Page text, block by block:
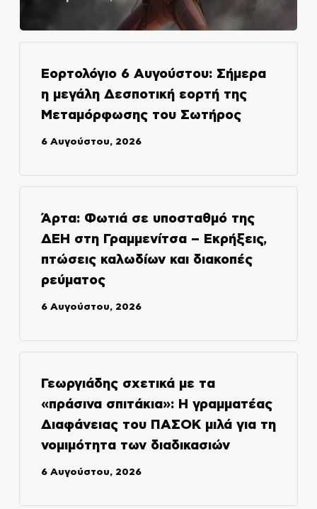
Εορτολόγιο 6 Αυγούστου: Σήμερα
η μεγάλη Δεσποτική εορτή της
Μεταμόρφωσης του Σωτήρος
6 Αυγούστου, 2026
Άρτα: Φωτιά σε υποσταθμό της
ΔΕΗ στη Γραμμενίτσα – Εκρήξεις,
πτώσεις καλωδίων και διακοπές
ρεύματος
6 Αυγούστου, 2026
Γεωργιάδης σχετικά με τα
«πράσινα σπιτάκια»: Η γραμματέας
Διαφάνειας του ΠΑΣΟΚ μιλά για τη
νομιμότητα των διαδικασιών
6 Αυγούστου, 2026